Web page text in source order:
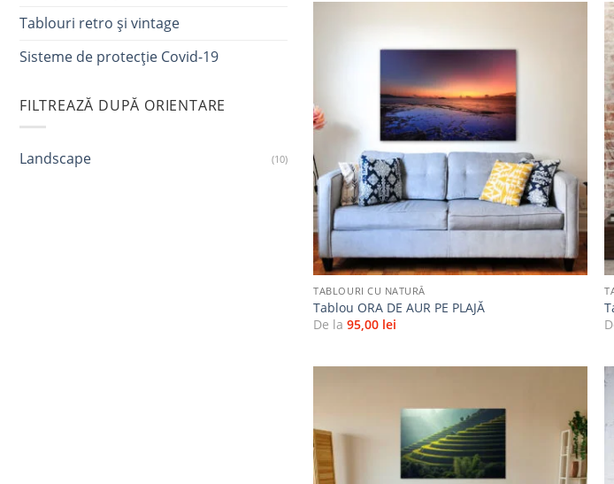
Tablouri retro și vintage
Sisteme de protecție Covid-19
FILTREAZĂ DUPĂ ORIENTARE
Landscape (10)
+
TABLOURI CU NATURĂ
Tablou ORA DE AUR PE PLAJĂ
De la95,00 lei
Adaugă
favorite